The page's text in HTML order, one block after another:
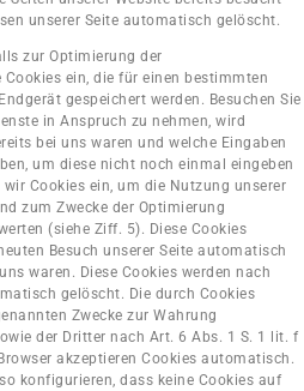
unserer Seite automatisch gelöscht.
zur Optimierung der
ein, die für einen bestimmten
gespeichert werden. Besuchen Sie
in Anspruch zu nehmen, wird
bei uns waren und welche Eingaben
um diese nicht noch einmal eingeben
Cookies ein, um die Nutzung unserer
zum Zwecke der Optimierung
(siehe Ziff. 5). Diese Cookies
Besuch unserer Seite automatisch
waren. Diese Cookies werden nach
gelöscht. Die durch Cookies
Zwecke zur Wahrung
der Dritter nach Art. 6 Abs. 1 S. 1 lit. f
akzeptieren Cookies automatisch.
konfigurieren, dass keine Cookies auf